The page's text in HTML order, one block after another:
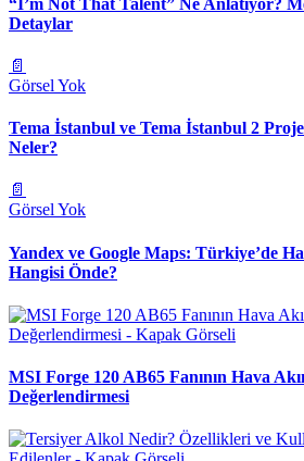
Detaylar
📄
Görsel Yok
Tema İstanbul ve Tema İstanbul 2
Neler?
📄
Görsel Yok
Yandex ve Google Maps: Türkiye’de
Hangisi Önde?
MSI Forge 120 AB65 Fanının Hava
Değerlendirmesi